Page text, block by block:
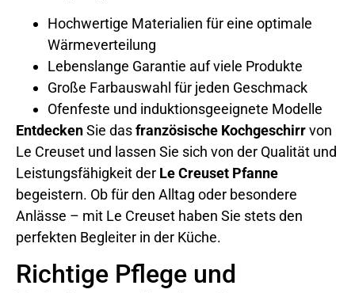
Hochwertige Materialien für eine optimale
Wärmeverteilung
Lebenslange Garantie auf viele Produkte
Große Farbauswahl für jeden Geschmack
Ofenfeste und induktionsgeeignete Modelle
EntdeckenSie dasfranzösische Kochgeschirrvon
Le Creuset und lassen Sie sich von der Qualität und
Leistungsfähigkeit der Le Creuset Pfanne
begeistern. Ob für den Alltag oder besondere
Anlässe – mit Le Creuset haben Sie stets den
perfekten Begleiter in der Küche.
Richtige Pflege und